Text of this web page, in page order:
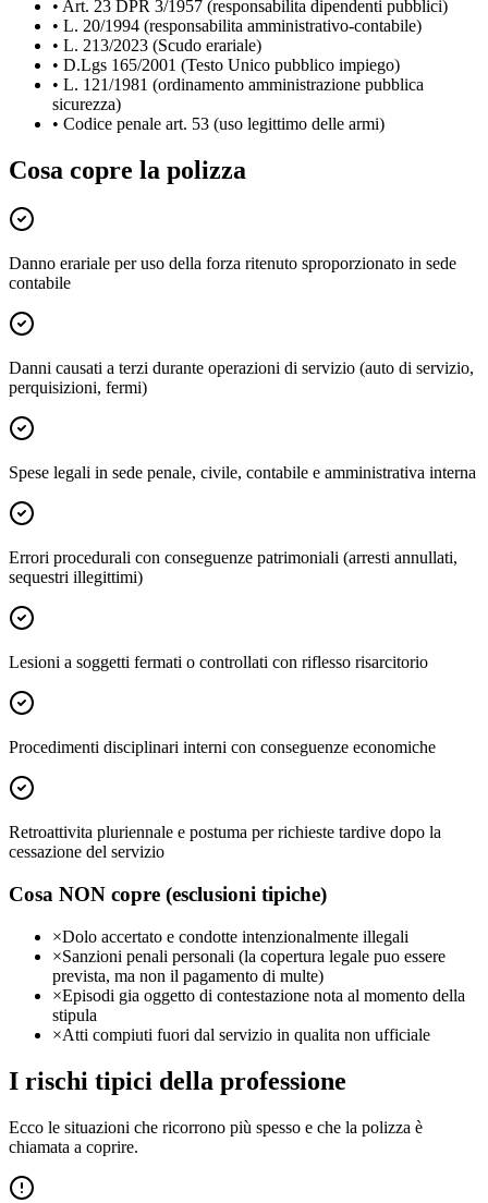
• Art. 23 DPR 3/1957 (responsabilita dipendenti pubblici)
• L. 20/1994 (responsabilita amministrativo-contabile)
• L. 213/2023 (Scudo erariale)
• D.Lgs 165/2001 (Testo Unico pubblico impiego)
• L. 121/1981 (ordinamento amministrazione pubblica
sicurezza)
• Codice penale art. 53 (uso legittimo delle armi)
Cosa copre la polizza
Danno erariale per uso della forza ritenuto sproporzionato in sede
contabile
Danni causati a terzi durante operazioni di servizio (auto di servizio,
perquisizioni, fermi)
Spese legali in sede penale, civile, contabile e amministrativa interna
Errori procedurali con conseguenze patrimoniali (arresti annullati,
sequestri illegittimi)
Lesioni a soggetti fermati o controllati con riflesso risarcitorio
Procedimenti disciplinari interni con conseguenze economiche
Retroattivita pluriennale e postuma per richieste tardive dopo la
cessazione del servizio
Cosa NON copre (esclusioni tipiche)
×Dolo accertato e condotte intenzionalmente illegali
×Sanzioni penali personali (la copertura legale puo essere
prevista, ma non il pagamento di multe)
×Episodi gia oggetto di contestazione nota al momento della
stipula
×Atti compiuti fuori dal servizio in qualita non ufficiale
I rischi tipici della professione
Ecco le situazioni che ricorrono più spesso e che la polizza è
chiamata a coprire.